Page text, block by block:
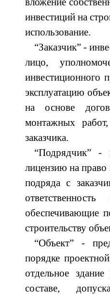
инвестиций на
использование.
“Заказчик” -
лицо,
инвестиционного
эксплуатацию
на основе
монтажных
заказчика.
“Подрядчик” -
лицензию на
подряда с
обеспечивающие
строительству
“Объект” -
порядке
отдельное
составе,